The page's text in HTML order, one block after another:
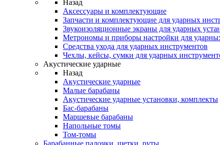
Назад
Аксессуары и комплектующие
Запчасти и комплектующие для ударных
Звукоизоляционные экраны для ударных
Метрономы и приборы настройки для
Средства ухода для ударных инструментов
Чехлы, кейсы, сумки для ударных
Акустические ударные
Назад
Акустические ударные
Mалые барабаны
Акустические ударные установки, комплекты
Бас-барабаны
Маршевые барабаны
Напольные томы
Том-томы
Барабанные палочки, щетки, руты